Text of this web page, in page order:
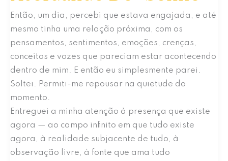
Então, um dia, percebi que estava engajada, e até
mesmo tinha uma relação próxima, com os
pensamentos, sentimentos, emoções, crenças,
conceitos e vozes que pareciam estar acontecendo
dentro de mim. E então eu simplesmente parei.
Soltei. Permiti-me repousar na quietude do
momento.
Entreguei a minha atenção à presença que existe
agora — ao campo infinito em que tudo existe
agora, à realidade subjacente de tudo, à
observação livre, à fonte que ama tudo